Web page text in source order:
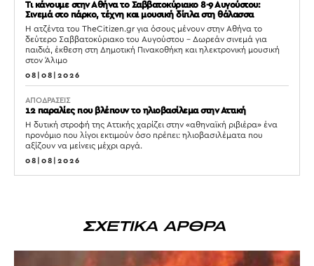
Τι κάνουμε στην Αθήνα το Σαββατοκύριακο 8-9 Αυγούστου:
Σινεμά στο πάρκο, τέχνη και μουσική δίπλα στη θάλασσα
Η ατζέντα του TheCitizen.gr για όσους μένουν στην Αθήνα το
δεύτερο Σαββατοκύριακο του Αυγούστου – Δωρεάν σινεμά για
παιδιά, έκθεση στη Δημοτική Πινακοθήκη και ηλεκτρονική μουσική
στον Άλιμο
08|08|2026
ΑΠΟΔΡΑΣΕΙΣ
12 παραλίες που βλέπουν το ηλιοβασίλεμα στην Αττική
Η δυτική στροφή της Αττικής χαρίζει στην «αθηναϊκή ριβιέρα» ένα
προνόμιο που λίγοι εκτιμούν όσο πρέπει: ηλιοβασιλέματα που
αξίζουν να μείνεις μέχρι αργά.
08|08|2026
ΣΧΕΤΙΚΑ ΑΡΘΡΑ